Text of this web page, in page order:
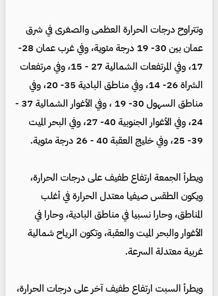
وتتراوح درجات الحرارة العظمى والصغرى في شرق
عمان بين 30- 19 درجة مئوية، وفي غرب عمان 28-
17، وفي المرتفعات الشمالية 27 - 15، وفي مرتفعات
الشراة 26- 14، وفي مناطق البادية 35- 20، وفي
مناطق السهول 30- 19 ، وفي الأغوار الشمالية 37 -
24، وفي الأغوار الجنوبية 40- 27، وفي البحر الميت
39- 25، وفي خليج العقبة 40 - 26 درجة مئوية.
ويطرأ الجمعة ارتفاع طفيف على درجات الحرارة،
ويكون الطقس صيفيا معتدل الحرارة في أغلب
المناطق، وحارا نسبيا في مناطق البادية، وحارا في
الأغوار والبحر الميت والعقبة، وتكون الرياح شمالية
غربية معتدلة السرعة.
ويطرأ السبت ارتفاع طفيف آخر على درجات الحرارة،